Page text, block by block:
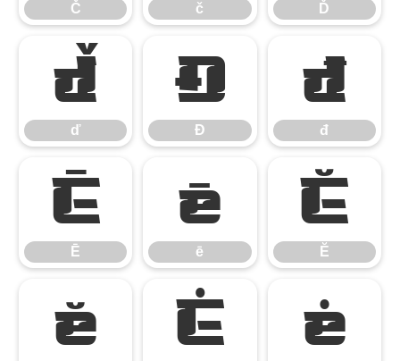
Č č Ď
ď
ď
Đ
Đ
đ
đ
Ē
Ē
ē
ē
Ĕ
Ĕ
ĕ Ė ė